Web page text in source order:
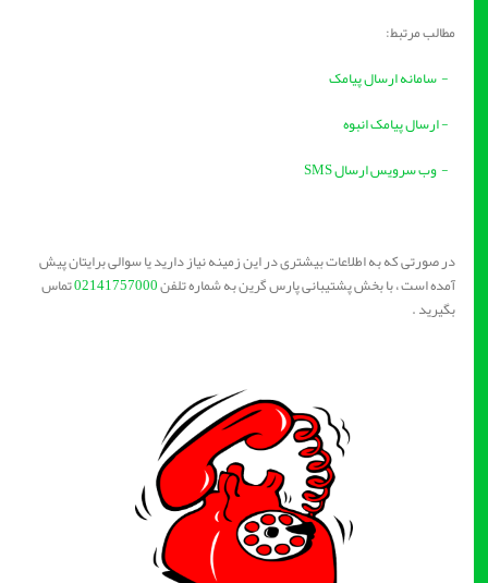
مطالب مرتبط:
- سامانه ارسال پیامک
- ارسال پیامک انبوه
- وب سرویس ارسال SMS
در صورتی که به اطلاعات بیشتری در این زمینه نیاز دارید یا سوالی برایتان پیش
آمده است ، با بخش پشتیبانی پارس گرین به شماره تلفن02141757000تماس
بگیرید .